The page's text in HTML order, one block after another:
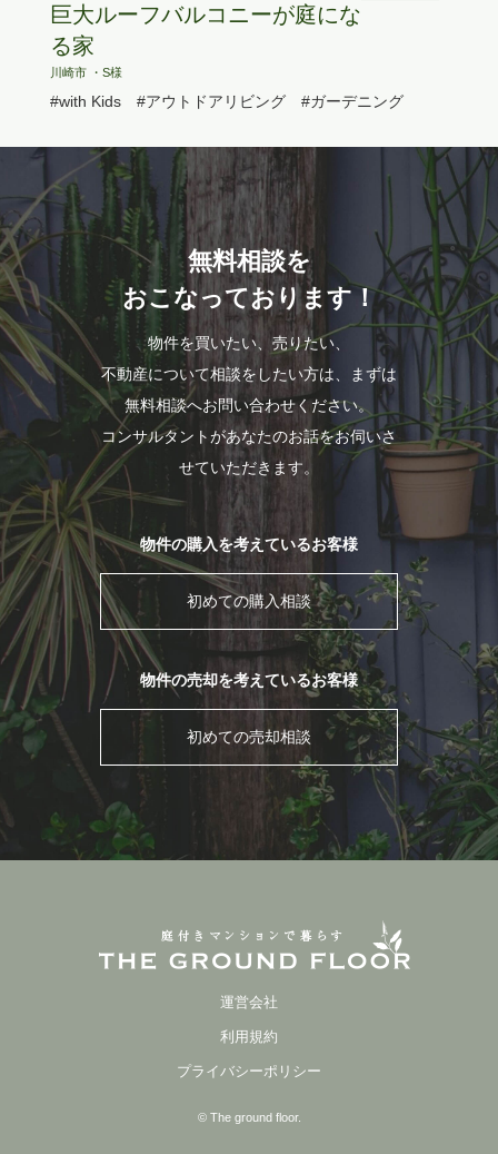
巨大ルーフバルコニーが庭にな
る家
川崎市 ・S様
#with Kids #アウトドアリビング #ガーデニング
無料相談を
おこなっております！
物件を買いたい、売りたい、
不動産について相談をしたい方は、まずは
無料相談へお問い合わせください。
コンサルタントがあなたのお話をお伺いさ
せていただきます。
物件の購入を考えているお客様
初めての購入相談
物件の売却を考えているお客様
初めての売却相談
運営会社
利用規約
プライバシーポリシー
© The ground floor.